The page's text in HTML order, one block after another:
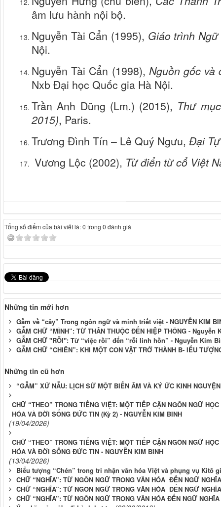
âm lưu hành nội bộ.
Nguyễn Tài Cẩn (1995), Giáo trình
Nội.
Nguyễn Tài Cẩn (1998), Nguồn gốc và
Nxb Đại học Quốc gia Hà Nội.
Trần Anh Dũng (Lm.) (2015), Thư
2015), Paris.
Trương Đình Tín – Lê Quý Ngưu, Đại
Vương Lộc (2002), Từ điển từ cổ Việt
Tổng số điểm của bài viết là: 0 trong 0 đánh giá
Những tin mới hơn
Gẫm về “cây” Trong ngôn ngữ và minh triết việt - NGUYỄN KIM
GẪM CHỮ “MÌNH”: TỪ THÂN THUỘC ĐẾN HIỆP THÔNG - Nguyễn
GẪM CHỮ "RỖI": Từ “việc rồi” đến “rỗi linh hồn” - Nguyễn Kim
GẪM CHỮ “CHIÊN”: KHI MỘT CON VẬT TRỞ THÀNH B- IỂU
Những tin cũ hơn
“GẪM” XỨ NẪU: LỊCH SỬ MỘT BIẾN ÂM VÀ KÝ ỨC KINH
CHỮ “THEO” TRONG TIẾNG VIỆT: MỘT TIẾP CẬN NGÔN NGỮ
HÓA VÀ ĐỜI SỐNG ĐỨC TIN (Kỳ 2) - NGUYỄN KIM BINH
(19/04/2026)
CHỮ “THEO” TRONG TIẾNG VIỆT: MỘT TIẾP CẬN NGÔN NGỮ
HÓA VÀ ĐỜI SỐNG ĐỨC TIN - NGUYỄN KIM BINH
(13/04/2026)
Biểu tượng “Chén” trong tri nhận văn hóa Việt và phụng vụ Kitô
CHỮ “NGHĨA”: TỪ NGÔN NGỮ TRONG VĂN HÓA ĐẾN NGỮ
CHỮ “NGHĨA”: TỪ NGÔN NGỮ TRONG VĂN HÓA ĐẾN NGỮ
CHỮ “NGHĨA”: TỪ NGÔN NGỮ TRONG VĂN HÓA ĐẾN NGỮ